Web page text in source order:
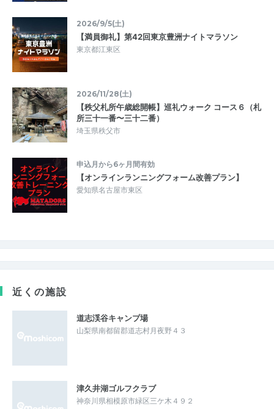
2026/9/5(土)
【満員御礼】第42回東京豊洲ナイトマラソン
東京都江東区
2026/11/28(土)
【秩父札所午歳総開帳】巡礼ウォーク コース６（札
所三十一番〜三十二番）
埼玉県秩父市
申込月から6ヶ月間有効
【オンラインランニングフォーム改善プラン】
愛知県名古屋市東区
近くの施設
道志渓谷キャンプ場
山梨県南都留郡道志村月夜野４３
津久井湖ゴルフクラブ
神奈川県相模原市緑区三ケ木４９２